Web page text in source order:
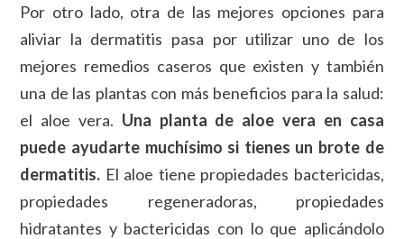
Por otro lado, otra de las mejores opciones para
aliviar la dermatitis pasa por utilizar uno de los
mejores remedios caseros que existen y también
una de las plantas con más beneficios para la salud:
el aloe vera. Una planta de aloe vera en casa
puede ayudarte muchísimo si tienes un brote de
dermatitis. El aloe tiene propiedades bactericidas,
propiedades regeneradoras, propiedades
hidratantes y bactericidas con lo que aplicándolo